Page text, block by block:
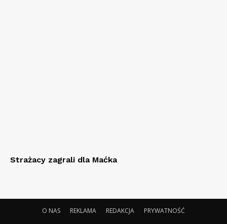
Strażacy zagrali dla Maćka
O NAS REKLAMA REDAKCJA PRYWATNOŚĆ